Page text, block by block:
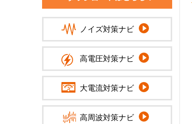
ノイズ対策ナビ
高電圧対策ナビ
大電流対策ナビ
高周波対策ナビ